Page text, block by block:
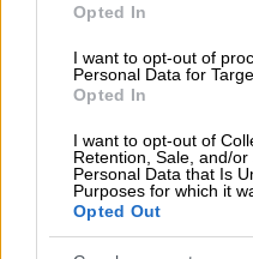
Opted In
I want to opt-out of
Personal Data for
Opted In
I want to opt-out of
Retention, Sale, and/
Personal Data that Is
Purposes for which it
Opted Out
προσκυνηματικές
εκκλησιαστικές
ιδρύματα, τα
πολιτιστικές
πεδία διαλόγου,
διατηρεί και
χώρο της
χριστιανικού